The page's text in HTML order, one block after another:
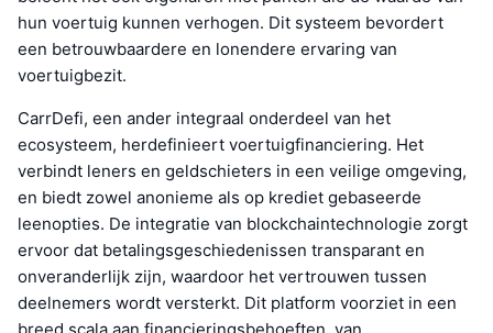
hun voertuig kunnen verhogen. Dit systeem bevordert
een betrouwbaardere en lonendere ervaring van
voertuigbezit.
CarrDefi, een ander integraal onderdeel van het
ecosysteem, herdefinieert voertuigfinanciering. Het
verbindt leners en geldschieters in een veilige omgeving,
en biedt zowel anonieme als op krediet gebaseerde
leenopties. De integratie van blockchaintechnologie zorgt
ervoor dat betalingsgeschiedenissen transparant en
onveranderlijk zijn, waardoor het vertrouwen tussen
deelnemers wordt versterkt. Dit platform voorziet in een
breed scala aan financieringsbehoeften, van